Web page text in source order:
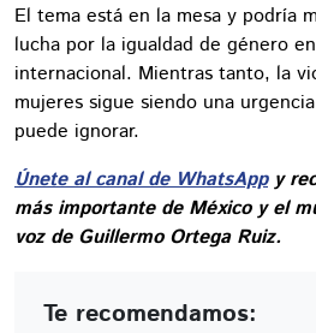
El tema está en la mesa y podría
lucha por la igualdad de género
internacional. Mientras tanto, la
mujeres sigue siendo una
puede ignorar.
Únete al canal de WhatsAppy
más importante de México y el
voz de Guillermo Ortega Ruiz.
Te recomendamos: